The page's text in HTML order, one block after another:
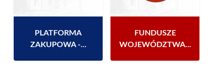
PLATFORMA
ZAKUPOWA -...
FUNDUSZE
WOJEWÓDZTWA...